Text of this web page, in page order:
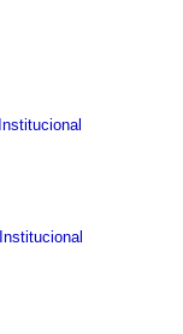
Institucional
Institucional